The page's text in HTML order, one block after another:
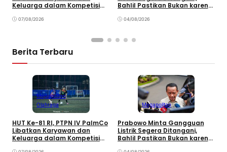
Keluarga dalam Kompetisi
07/08/2026
Bahlil Pastikan Bukan karena
04/08/2026
Berita Terbaru
Megapolitan
Olahraga
HUT Ke-81 RI, PTPN IV PalmCo
Libatkan Karyawan dan
Keluarga dalam Kompetisi
Megapolitan
Prabowo Minta Gangguan
Listrik Segera Ditangani,
Bahlil Pastikan Bukan karena